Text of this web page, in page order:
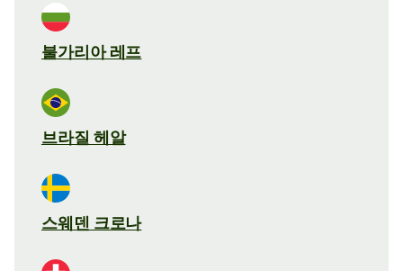
불가리아 레프
브라질 헤알
스웨덴 크로나